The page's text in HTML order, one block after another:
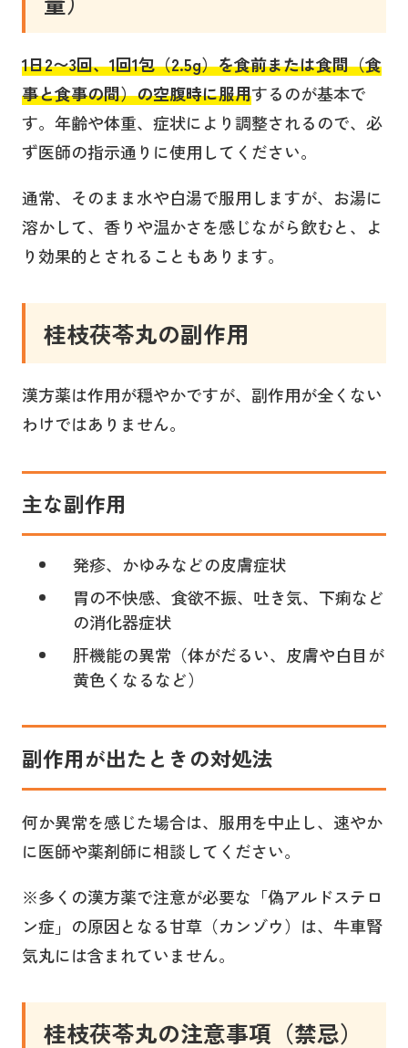
1日2〜3回、1回1包（2.5g）を食前または食間（食
事と食事の間）の空腹時に服用するのが基本で
す。年齢や体重、症状により調整されるので、必
ず医師の指示通りに使用してください。
通常、そのまま水や白湯で服用しますが、お湯に
溶かして、香りや温かさを感じながら飲むと、よ
り効果的とされることもあります。
桂枝茯苓丸の副作用
漢方薬は作用が穏やかですが、副作用が全くない
わけではありません。
主な副作用
発疹、かゆみなどの皮膚症状
胃の不快感、食欲不振、吐き気、下痢など
の消化器症状
肝機能の異常（体がだるい、皮膚や白目が
黄色くなるなど）
副作用が出たときの対処法
何か異常を感じた場合は、服用を中止し、速やか
に医師や薬剤師に相談してください。
※多くの漢方薬で注意が必要な「偽アルドステロ
ン症」の原因となる甘草（カンゾウ）は、牛車腎
気丸には含まれていません。
桂枝茯苓丸の注意事項（禁忌）